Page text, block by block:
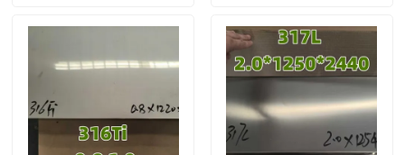
Sobre nosotros
recorrido por la fábrica
superficie 2B,
fregaderos